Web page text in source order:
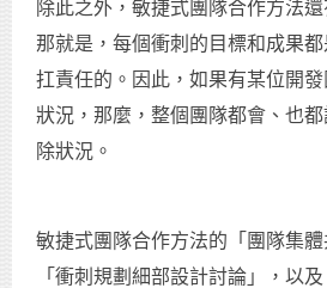
除此之外，敏捷式團隊合作方法還
那就是，每個衝刺的目標和成果
扛責任的。因此，如果有某位開
狀況，那麼，整個團隊都會、也
除狀況。
敏捷式團隊合作方法的「團隊集體
「衝刺規劃細部設計討論」，以